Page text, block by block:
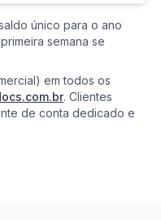
único para o ano
semana se
em todos os
. Clientes
de conta dedicado e